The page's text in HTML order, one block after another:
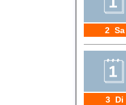
2 Sa
3 Di